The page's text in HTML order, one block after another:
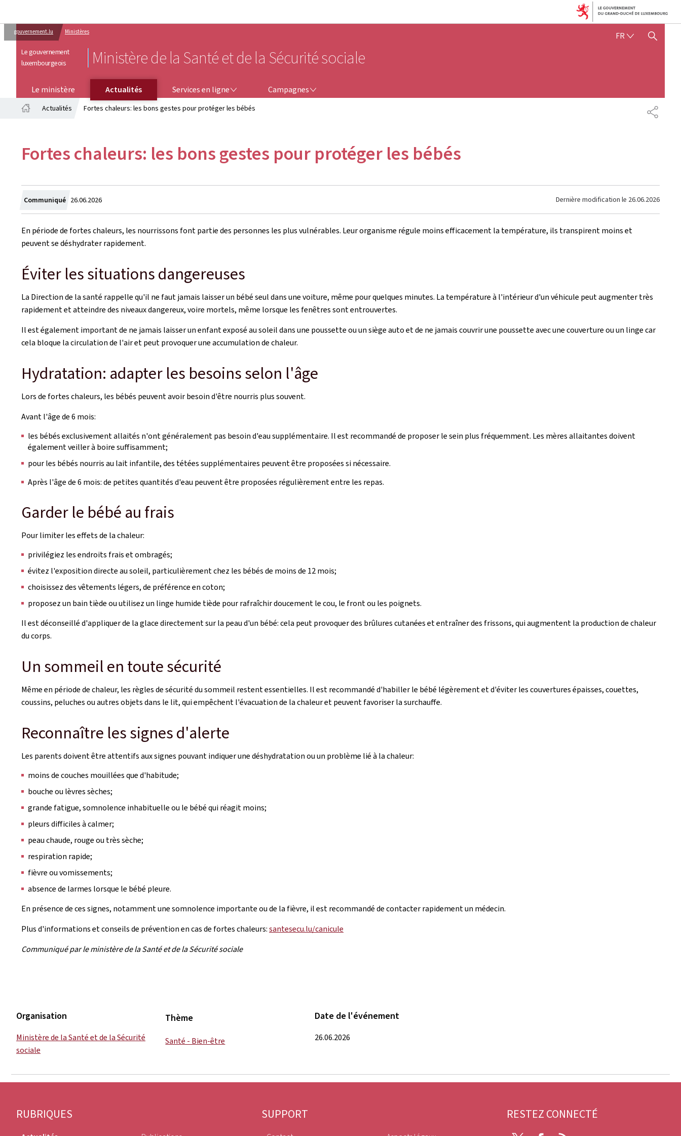
gouvernement.lu Ministères
Le gouvernement
luxembourgeois
Ministère de la Santé et de la Sécurité sociale
FR FRANÇAIS
AFFICHER / MASQUER
Le ministère Actualités Services en ligne Campagnes
Actualités Fortes chaleurs: les bons gestes pour protéger les bébés
Fortes chaleurs: les bons gestes pour protéger les bébés
Communiqué Crée
le
26.06.2026 Dernière modification le 26.06.2026
En période de fortes chaleurs, les nourrissons font partie des personnes les plus vulnérables. Leur organisme régule moins efficacement la température, ils transpirent moins et
peuvent se déshydrater rapidement.
Éviter les situations dangereuses
La Direction de la santé rappelle qu'il ne faut jamais laisser un bébé seul dans une voiture, même pour quelques minutes. La température à l'intérieur d'un véhicule peut augmenter très
rapidement et atteindre des niveaux dangereux, voire mortels, même lorsque les fenêtres sont entrouvertes.
Il est également important de ne jamais laisser un enfant exposé au soleil dans une poussette ou un siège auto et de ne jamais couvrir une poussette avec une couverture ou un linge car
cela bloque la circulation de l'air et peut provoquer une accumulation de chaleur.
Hydratation: adapter les besoins selon l'âge
Lors de fortes chaleurs, les bébés peuvent avoir besoin d'être nourris plus souvent.
Avant l'âge de 6 mois:
les bébés exclusivement allaités n'ont généralement pas besoin d'eau supplémentaire. Il est recommandé de proposer le sein plus fréquemment. Les mères allaitantes doivent
également veiller à boire suffisamment;
pour les bébés nourris au lait infantile, des tétées supplémentaires peuvent être proposées si nécessaire.
Après l'âge de 6 mois: de petites quantités d'eau peuvent être proposées régulièrement entre les repas.
Garder le bébé au frais
Pour limiter les effets de la chaleur:
privilégiez les endroits frais et ombragés;
évitez l'exposition directe au soleil, particulièrement chez les bébés de moins de 12 mois;
choisissez des vêtements légers, de préférence en coton;
proposez un bain tiède ou utilisez un linge humide tiède pour rafraîchir doucement le cou, le front ou les poignets.
Il est déconseillé d'appliquer de la glace directement sur la peau d'un bébé: cela peut provoquer des brûlures cutanées et entraîner des frissons, qui augmentent la production de chaleur
du corps.
Un sommeil en toute sécurité
Même en période de chaleur, les règles de sécurité du sommeil restent essentielles. Il est recommandé d'habiller le bébé légèrement et d'éviter les couvertures épaisses, couettes,
coussins, peluches ou autres objets dans le lit, qui empêchent l'évacuation de la chaleur et peuvent favoriser la surchauffe.
Reconnaître les signes d'alerte
Les parents doivent être attentifs aux signes pouvant indiquer une déshydratation ou un problème lié à la chaleur:
moins de couches mouillées que d'habitude;
bouche ou lèvres sèches;
grande fatigue, somnolence inhabituelle ou le bébé qui réagit moins;
pleurs difficiles à calmer;
peau chaude, rouge ou très sèche;
respiration rapide;
fièvre ou vomissements;
absence de larmes lorsque le bébé pleure.
En présence de ces signes, notamment une somnolence importante ou de la fièvre, il est recommandé de contacter rapidement un médecin.
Plus d'informations et conseils de prévention en cas de fortes chaleurs:santesecu.lu/canicule
Communiqué par le ministère de la Santé et de la Sécurité sociale
Organisation
Ministère de la Santé et de la Sécurité
sociale
Thème
Santé - Bien-être
Date de l'événement
26.06.2026
Pied
RUBRIQUES SUPPORT RESTEZ CONNECTÉ